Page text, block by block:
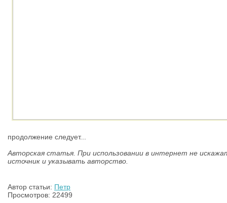
продолжение следует...
Авторская статья. При использовании в интернет не
источник и указывать авторство.
Автор статьи: Петр
Просмотров: 22499